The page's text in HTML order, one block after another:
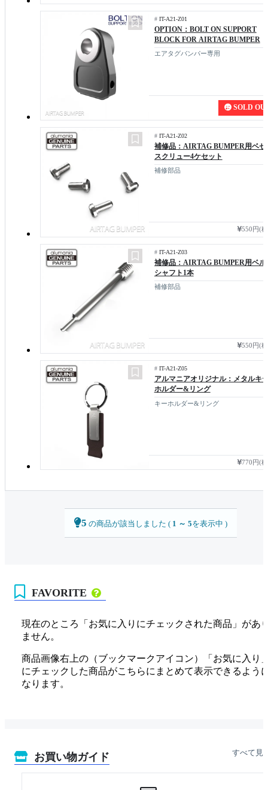
# IT-A21-Z01
OPTION：BOLT ON SUPPORT
BLOCK FOR AIRTAG BUMPER
エアタグバンパー専用
SOLD
# IT-A21-Z02
補修品：AIRTAG BUMPER用ベゼ
スクリュー4ケセット
補修部品
550円(
# IT-A21-Z03
補修品：AIRTAG BUMPER用ベル
シャフト1本
補修部品
550円(
# IT-A21-Z05
アルマニアオリジナル：メタルキ
ホルダー&リング
キーホルダー&リング
770円(
5 の商品が該当しました ( 1 ～ 5を表示中 )
FAVORITE
現在のところ「お気に入りにチェックされた商品」があ
ません。
商品画像右上の（ブックマークアイコン）「お気に入り
にチェックした商品がこちらにまとめて表示できるよう
なります。
お買い物ガイド すべて見